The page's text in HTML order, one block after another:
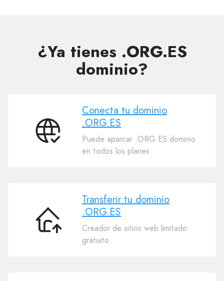
¿Ya tienes .ORG.ES
dominio?
Conecta
Conecta tu dominio
.ORG.ES
Puede aparcar .ORG.ES dominio
en todos los planes
Transferir
Transferir tu dominio
.ORG.ES
Creador de sitios web limitado
gratuito